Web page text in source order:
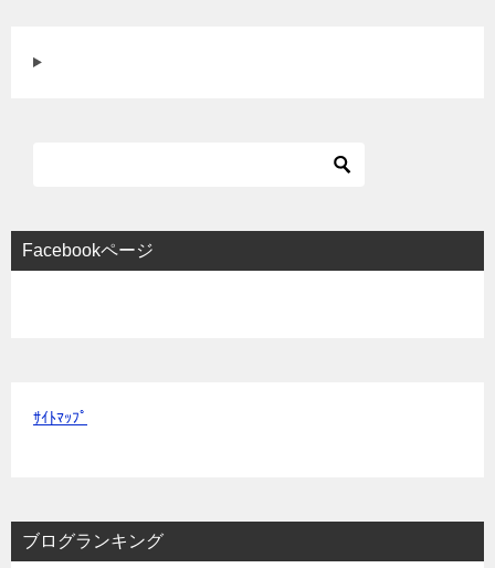
Facebookページ
ｻｲﾄﾏｯﾌﾟ
ブログランキング